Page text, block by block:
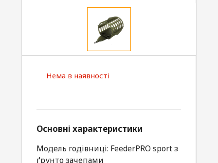
Нема в наявності
Основні характеристики
Модель годівниці: FeederPRO sport з
ґрунто зачепами